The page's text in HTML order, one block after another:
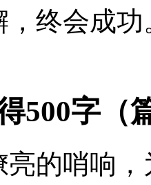
终会成
500字（
的哨响